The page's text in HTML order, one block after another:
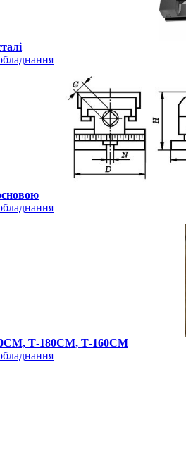
Т-180СМ, Т-160СМ